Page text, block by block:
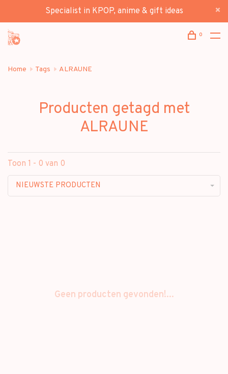
Specialist in KPOP, anime & gift ideas
0
Home Tags ALRAUNE
Producten getagd met
ALRAUNE
Toon 1 - 0 van 0
NIEUWSTE PRODUCTEN
Geen producten gevonden!...